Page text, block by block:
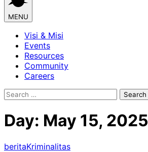
MENU
Visi & Misi
Events
Resources
Community
Careers
Search
Day: May 15, 2025
beritaKriminalitas